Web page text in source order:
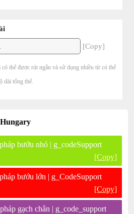
[Copy]
thể được rút ngắn và sử dụng nhiều từ có thể
dài tổng thể.
bướu nhỏ | g_codeSupport
[Copy]
bướu lớn | g_CodeSupport
[Copy]
gạch chân | g_code_support